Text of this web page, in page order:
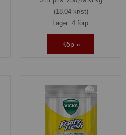
(18,04 kr/st)
Lager: 4 förp.
Köp »